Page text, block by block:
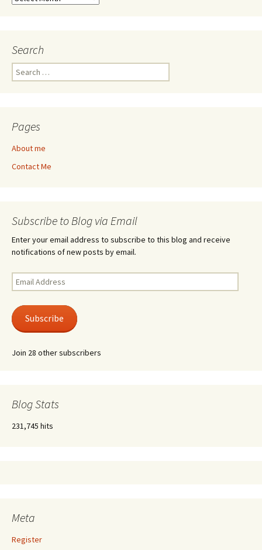
Search
Search
for:
Pages
About me
Contact Me
Subscribe to Blog via Email
Enter your email address to subscribe to this blog and receive
notifications of new posts by email.
Email
Address
Subscribe
Join 28 other subscribers
Blog Stats
231,745 hits
Meta
Register